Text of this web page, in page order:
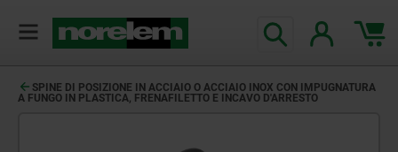
SPINE DI POSIZIONE IN ACCIAIO O ACCIAIO INOX CON IMPUGNATURA
A FUNGO IN PLASTICA, FRENAFILETTO E INCAVO D'ARRESTO